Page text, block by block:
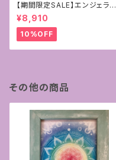
【期間限定SALE】エンジェライ
ト&ローズクォーツ4mmフラー
レン+マリア様の奇跡のメダイ
¥8,910
10%OFF
その他の商品